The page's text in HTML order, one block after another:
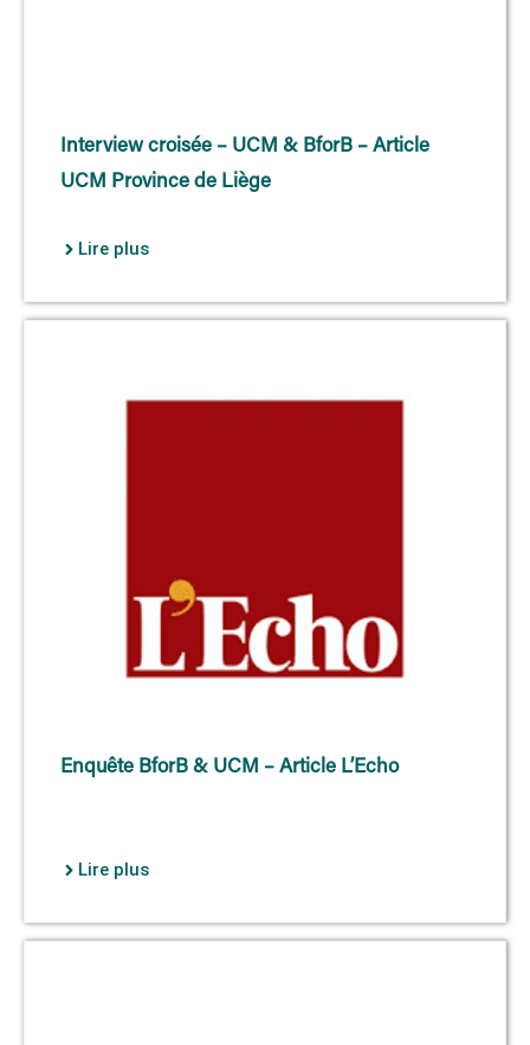
Interview croisée – UCM & BforB – Article
UCM Province de Liège
Lire plus
Enquête BforB & UCM – Article L’Echo
Lire plus